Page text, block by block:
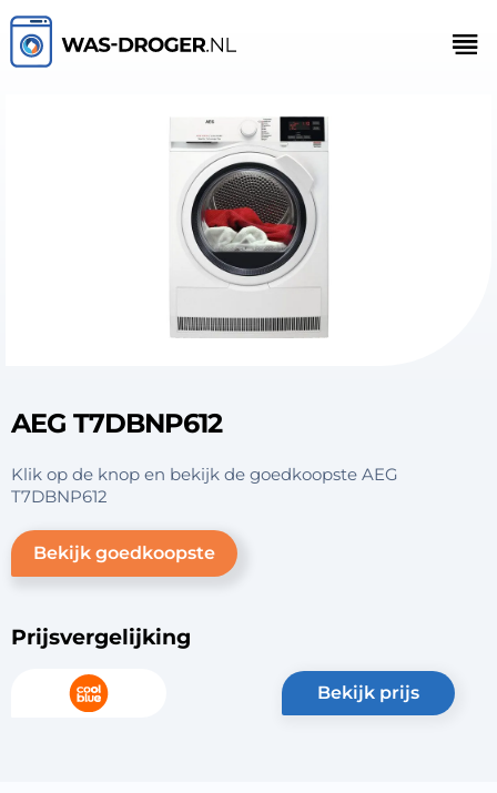
AEG T7DBNP612
Klik op de knop en bekijk de goedkoopste AEG
T7DBNP612
Bekijk goedkoopste
Prijsvergelijking
bekijk prijs